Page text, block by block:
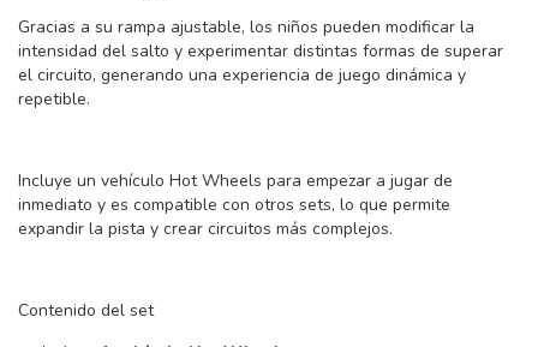
Gracias a su rampa ajustable, los niños pueden modificar la
intensidad del salto y experimentar distintas formas de superar
el circuito, generando una experiencia de juego dinámica y
repetible.
Incluye un vehículo Hot Wheels para empezar a jugar de
inmediato y es compatible con otros sets, lo que permite
expandir la pista y crear circuitos más complejos.
Contenido del set